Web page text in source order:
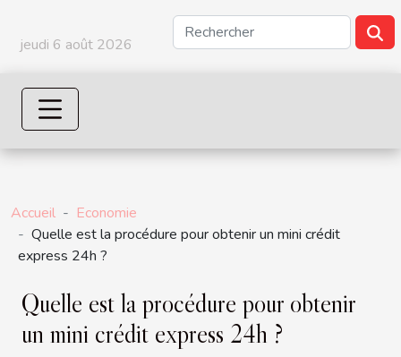
jeudi 6 août 2026
Accueil
Economie
Quelle est la procédure pour obtenir un mini crédit
express 24h ?
Quelle est la procédure pour obtenir
un mini crédit express 24h ?